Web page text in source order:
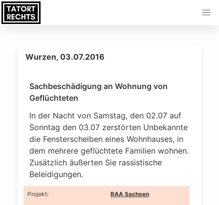
Wurzen, 03.07.2016
Sachbeschädigung an Wohnung von
Geflüchteten
In der Nacht von Samstag, den 02.07 auf
Sonntag den 03.07 zerstörten Unbekannte
die Fensterscheiben eines Wohnhauses, in
dem mehrere geflüchtete Familien wohnen.
Zusätzlich äußerten Sie rassistische
Beleidigungen.
Projekt: RAA Sachsen